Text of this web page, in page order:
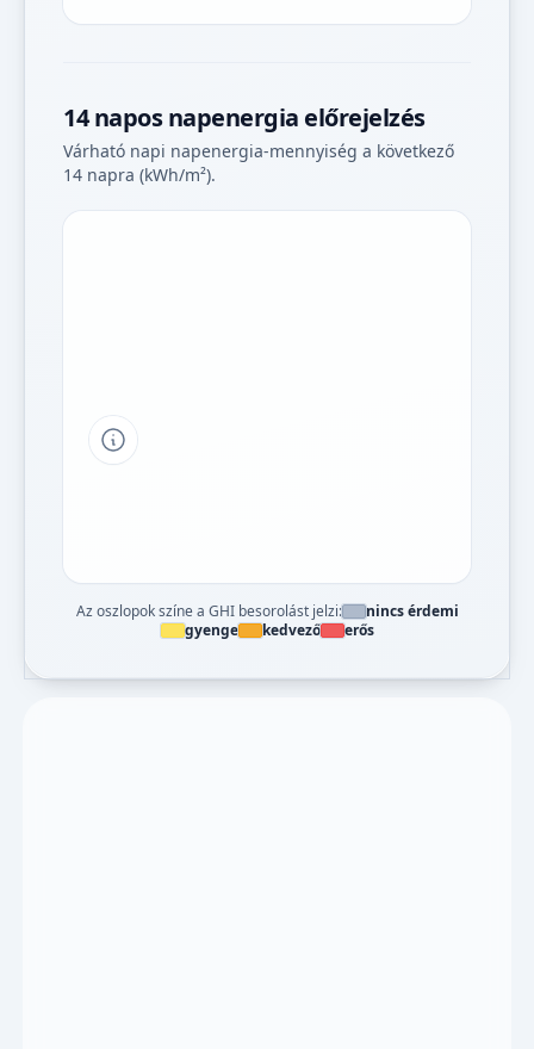
14 napos napenergia előrejelzés
Várható napi napenergia-mennyiség a következő
14 napra (kWh/m²).
Tipp a grafikon jelmagyarázatához
Az oszlopok színe a GHI besorolást jelzi:
nincs érdemi
gyenge
kedvező erős